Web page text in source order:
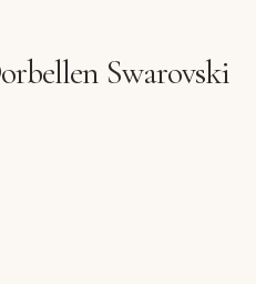
Swarovski